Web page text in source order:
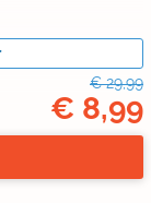
€ 29,99
€ 8,99